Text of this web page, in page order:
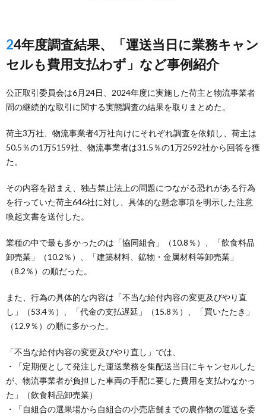
24年度調査結果、「運送当日に業務キャン
セルも費用支払わず」など事例紹介
公正取引委員会は6月24日、2024年度に実施した荷主と物流事業者
間の継続的な取引に関する実態調査の結果を取りまとめた。
荷主3万社、物流事業者4万社向けにそれぞれ調査を依頼し、荷主は
50.5％の1万5159社、物流事業者は31.5％の1万2592社から回答を獲
た。
その内容を踏まえ、独占禁止法上の問題につながる恐れがある行為
を行っていた荷主646社に対し、具体的な懸念事項を明示した注意
喚起文書を送付した。
業種の中で最も多かったのは「協同組合」（10.8％）、「飲食料品
卸売業」（10.2％）、「建築材料、鉱物・金属材料等卸売業」
（8.2％）の順だった。
また、行為の具体的な内容は「不当な給付内容の変更及びやり直
し」（53.4％）、「代金の支払遅延」（15.8％）、「買いたたき」
（12.9％）の順に多かった。
「不当な給付内容の変更及びやり直し」では、
・「定期便として発注した運送業務を集配送当日にキャンセルした
が、物流事業者が負担した車両の手配に要した費用を支払わなかっ
た」（飲食料品卸売業）
・「自組合の選果場から自組合の小売店舗までの農作物の運送を委